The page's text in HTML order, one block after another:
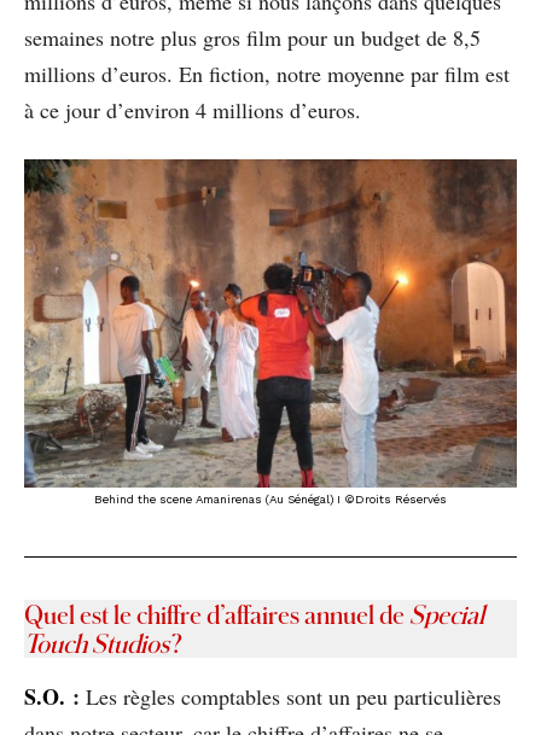
semaines notre plus gros film pour un budget de 8,5
millions d’euros. En fiction, notre moyenne par film est
à ce jour d’environ 4 millions d’euros.
Behind the scene Amanirenas (Au Sénégal) I ©Droits Réservés
Quel est le chiffre d’affaires annuel de Special
Touch Studios?
S.O. : Les règles comptables sont un peu particulières